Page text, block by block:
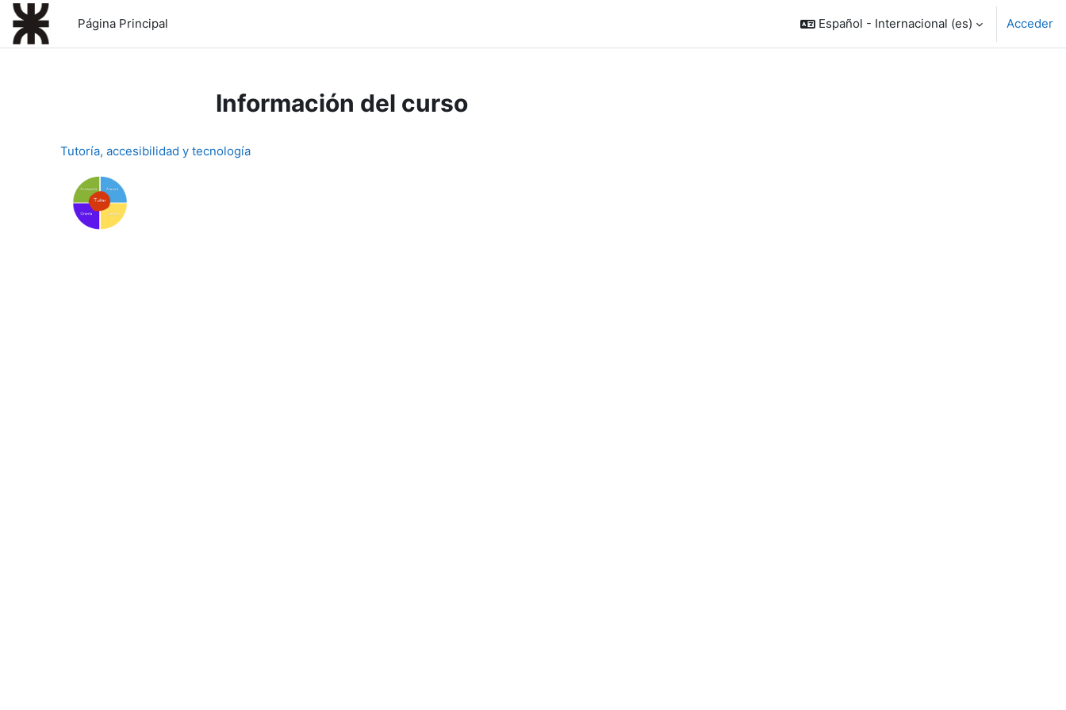
Salta al contenido principal
Página Principal
Español - Internacional ‎(es)‎ Acceder
Información del curso
Tutoría, accesibilidad y tecnología